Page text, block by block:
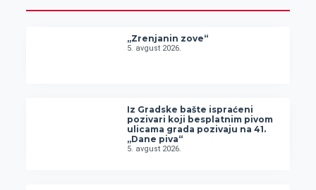
„Zrenjanin zove“
5. avgust 2026.
Iz Gradske bašte ispraćeni
pozivari koji besplatnim pivom
ulicama grada pozivaju na 41.
„Dane piva“
5. avgust 2026.